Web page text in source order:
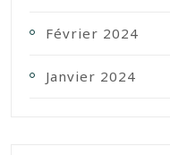
Février 2024
Janvier 2024